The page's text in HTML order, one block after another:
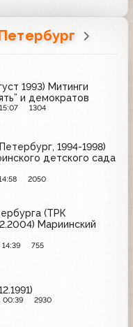
1993) Митинги
и демократов
1304
1994-1998)
детского сада
2050
(ТРК
Мариинский
755
00:39 2930